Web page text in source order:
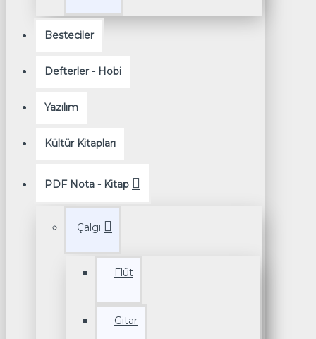
Besteciler
Defterler - Hobi
Yazılım
Kültür Kitapları
PDF Nota - Kitap
Çalgı
Flüt
Gitar